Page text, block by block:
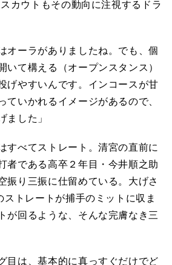
カウトもその動向に注視するドラ
オーラがありましたね。でも、個
いて構える（オープンスタンス）
げやすいんです。インコースが甘
ていかれるイメージがあるので、
ました」
すべてストレート。清宮の直前に
者である高卒２年目・今井順之助
振り三振に仕留めている。大げさ
ストレートが捕手のミットに収ま
が回るような、そんな完膚なき三
目は、基本的に真っすぐだけでど